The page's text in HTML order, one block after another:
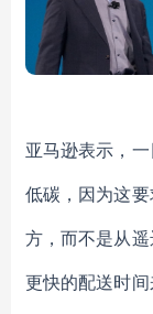
亚马逊表示，
低碳，因为这
方，而不是从
更快的配送时